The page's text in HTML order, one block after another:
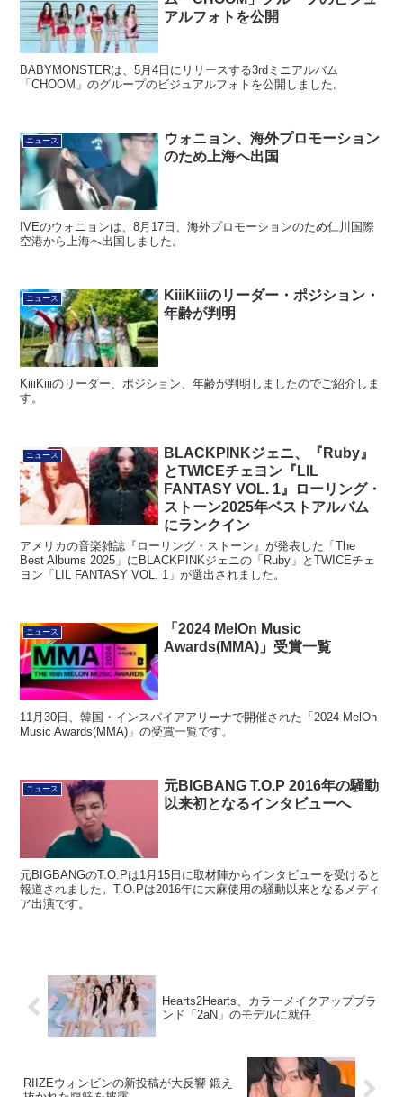
アルフォトを公開
BABYMONSTERは、5月4日にリリースする3rdミニアルバム
「CHOOM」のグループのビジュアルフォトを公開しました。
ニュース
ウォニョン、海外プロモーション
のため上海へ出国
IVEのウォニョンは、8月17日、海外プロモーションのため仁川国際
空港から上海へ出国しました。
ニュース
KiiiKiiiのリーダー・ポジション・
年齢が判明
KiiiKiiiのリーダー、ポジション、年齢が判明しましたのでご紹介しま
す。
ニュース
BLACKPINKジェニ、『Ruby』
とTWICEチェヨン『LIL
FANTASY VOL. 1』ローリング・
ストーン2025年ベストアルバム
にランクイン
アメリカの音楽雑誌『ローリング・ストーン』が発表した「The
Best Albums 2025」にBLACKPINKジェニの「Ruby」とTWICEチェ
ヨン「LIL FANTASY VOL. 1」が選出されました。
ニュース
「2024 MelOn Music
Awards(MMA)」受賞一覧
11月30日、韓国・インスパイアアリーナで開催された「2024 MelOn
Music Awards(MMA)」の受賞一覧です。
ニュース
元BIGBANG T.O.P 2016年の騒動
以来初となるインタビューへ
元BIGBANGのT.O.Pは1月15日に取材陣からインタビューを受けると
報道されました。T.O.Pは2016年に大麻使用の騒動以来となるメディ
ア出演です。
Hearts2Hearts、カラーメイクアップブラ
ンド「2aN」のモデルに就任
RIIZEウォンビンの新投稿が大反響 鍛え